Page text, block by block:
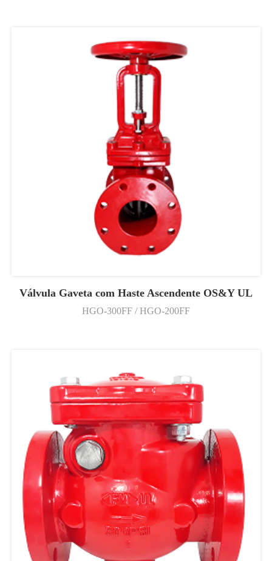
Válvula Gaveta com Haste Ascendente OS&Y UL
HGO-300FF / HGO-200FF